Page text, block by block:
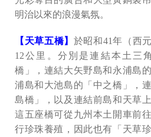
明治以來的浪漫氣氛。
【天草五橋】 於昭和41年（西
12公里。分別是連結本土三
橋」，連結大矢野島和永浦島
浦島和大池島的「中之橋」，
島橋」，以及連結前島和天草
這五座橋可從九州本土開車前
行珍珠養殖，因此也有「天草